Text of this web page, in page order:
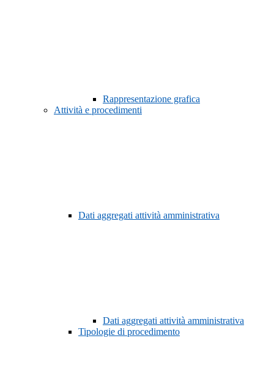
Rappresentazione grafica
Attività e procedimenti
Dati aggregati attività amministrativa
Dati aggregati attività amministrativa
Tipologie di procedimento